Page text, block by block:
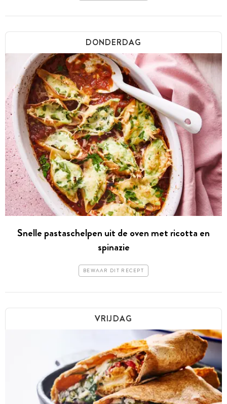
DONDERDAG
Snelle pastaschelpen uit de oven met ricotta en
spinazie
BEWAAR DIT RECEPT
VRIJDAG